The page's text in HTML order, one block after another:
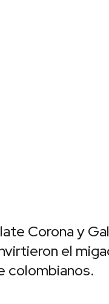
Corona y
el
colombianos.